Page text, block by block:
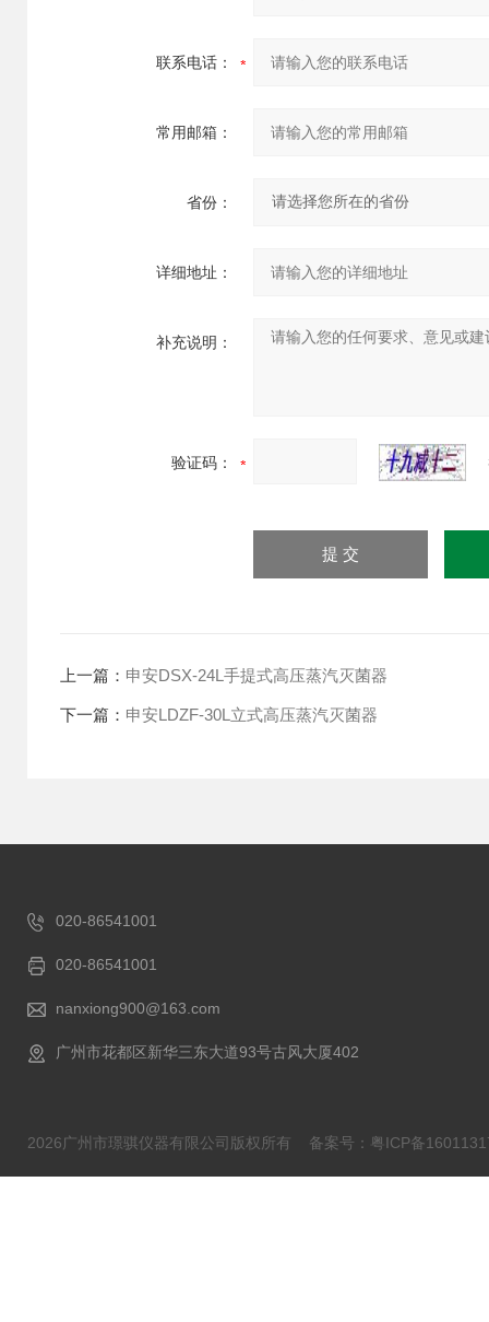
联系电话：
常用邮箱：
省份：
详细地址：
补充说明：
验证码：
上一篇： 申安DSX-24L手提式高压蒸汽灭菌器
下一篇： 申安LDZF-30L立式高压蒸汽灭菌器
020-86541001
020-86541001
nanxiong900@163.com
广州市花都区新华三东大道93号古风大厦402
2026广州市璟骐仪器有限公司版权所有 备案号：粤ICP备